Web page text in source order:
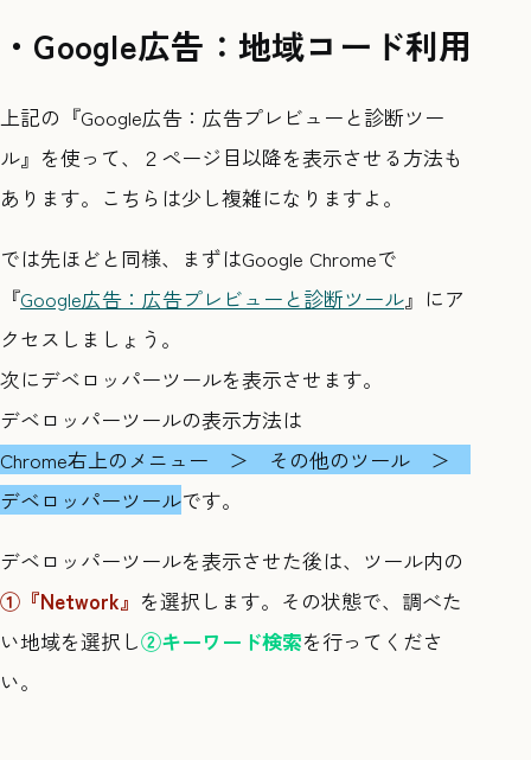
・Google広告：地域コード利用
上記の『Google広告：広告プレビューと診断ツー
ル』を使って、２ページ目以降を表示させる方法も
あります。こちらは少し複雑になりますよ。
では先ほどと同様、まずはGoogle Chromeで
『Google広告：広告プレビューと診断ツール』にア
クセスしましょう。
次にデベロッパーツールを表示させます。
デベロッパーツールの表示方法は
Chrome右上のメニュー ＞ その他のツール ＞
デベロッパーツールです。
デベロッパーツールを表示させた後は、ツール内の
①『Network』 を選択します。その状態で、調べた
い地域を選択し②キーワード検索を行ってくださ
い。